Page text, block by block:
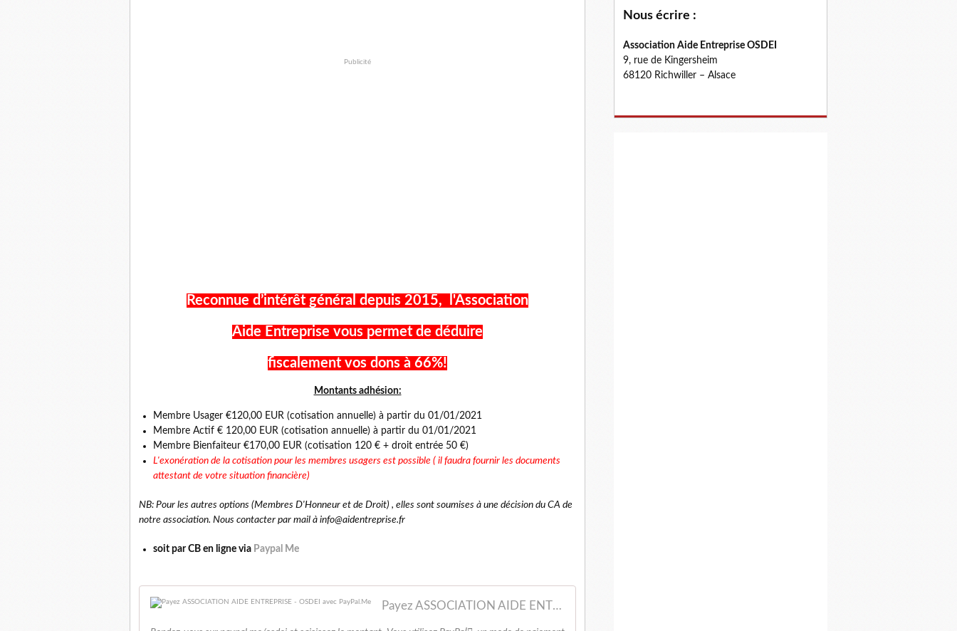
Publicité
Reconnue d’intérêt général depuis 2015, l'Association
Aide Entreprise vous permet de déduire
fiscalement vos dons à 66%!
Montants adhésion:
Membre Usager €120,00 EUR (cotisation annuelle) à partir du 01/01/2021
Membre Actif € 120,00 EUR (cotisation annuelle) à partir du 01/01/2021
Membre Bienfaiteur €170,00 EUR (cotisation 120 € + droit entrée 50 €)
L'exonération de la cotisation pour les membres usagers est possible ( il faudra fournir les documents
attestant de votre situation financière)
NB: Pour les autres options (Membres D'Honneur et de Droit) , elles sont soumises à une décision du CA de
notre association. Nous contacter par mail à info@aidentreprise.fr
soit par CB en ligne via Paypal Me
Payez ASSOCIATION AIDE ENTREPRISE - OSDEI avec PayPal.Me
Nous écrire :
Association Aide Entreprise OSDEI
9, rue de Kingersheim
68120 Richwiller – Alsace